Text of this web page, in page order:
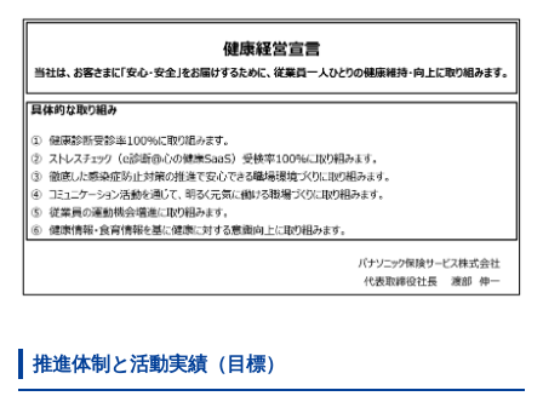
推進体制と活動実績（目標）